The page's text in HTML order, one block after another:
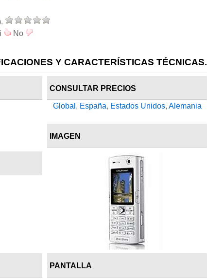
No
Y CARACTERÍSTICAS TÉCNICAS.
CONSULTAR PRECIOS
Global , España, Estados Unidos, Alemania
IMAGEN
PANTALLA